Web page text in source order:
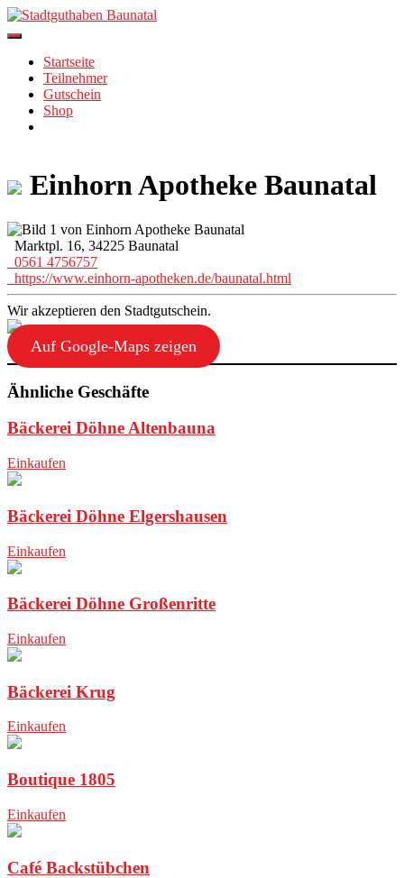
Skip
to
Startseite
Teilnehmer
Gutschein
Shop
Einhorn Apotheke Baunatal
Marktpl. 16, 34225 Baunatal
0561 4756757
https://www.einhorn-apotheken.de/baunatal.html
Wir akzeptieren den Stadtgutschein.
Auf Google-Maps zeigen
Ähnliche Geschäfte
Bäckerei Döhne Altenbauna
Einkaufen
Bäckerei Döhne Elgershausen
Einkaufen
Bäckerei Döhne Großenritte
Einkaufen
Bäckerei Krug
Einkaufen
Boutique 1805
Einkaufen
Café Backstübchen